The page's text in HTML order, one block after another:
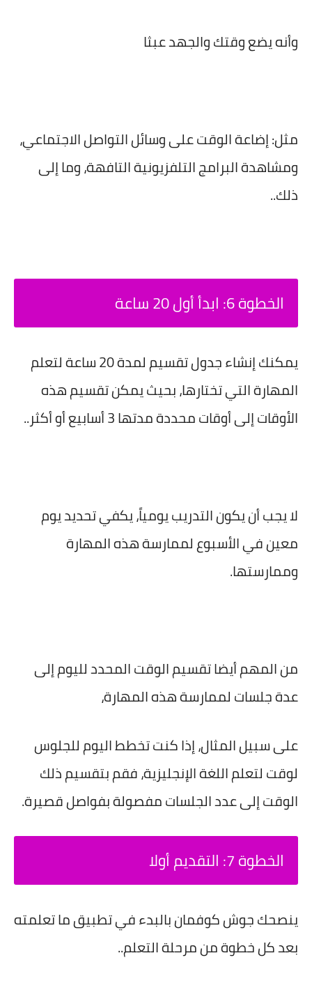
وأنه يضع وقتك والجهد عبثا
مثل: إضاعة الوقت على وسائل التواصل الاجتماعي،
ومشاهدة البرامج التلفزيونية التافهة، وما إلى
ذلك..
الخطوة 6: ابدأ أول 20 ساعة
يمكنك إنشاء جدول تقسيم لمدة 20 ساعة لتعلم
المهارة التي تختارها، بحيث يمكن تقسيم هذه
الأوقات إلى أوقات محددة مدتها 3 أسابيع أو أكثر..
لا يجب أن يكون التدريب يومياً، يكفي تحديد يوم
معين في الأسبوع لممارسة هذه المهارة
وممارستها.
من المهم أيضا تقسيم الوقت المحدد لليوم إلى
عدة جلسات لممارسة هذه المهارة،
على سبيل المثال، إذا كنت تخطط اليوم للجلوس
لوقت لتعلم اللغة الإنجليزية، فقم بتقسيم ذلك
الوقت إلى عدد الجلسات مفصولة بفواصل قصيرة.
الخطوة 7: التقديم أولا
ينصحك جوش كوفمان بالبدء في تطبيق ما تعلمته
بعد كل خطوة من مرحلة التعلم..